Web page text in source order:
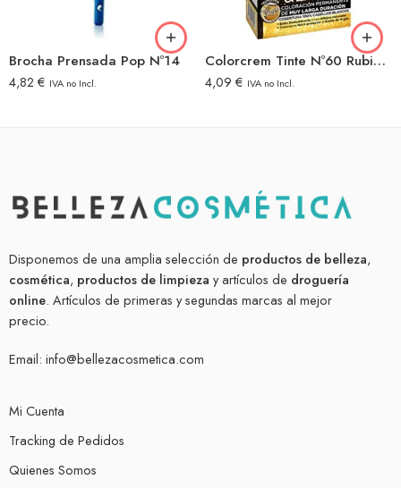
Brocha Prensada Pop Nº14
4,82 € IVA no Incl.
Colorcrem Tinte Nº60 Rubio Oscuro
4,09 € IVA no Incl.
Disponemos de una amplia selección de productos de belleza,
cosmética, productos de limpieza y artículos de droguería
online. Artículos de primeras y segundas marcas al mejor
precio.
Email: info@bellezacosmetica.com
Mi Cuenta
Tracking de Pedidos
Quienes Somos